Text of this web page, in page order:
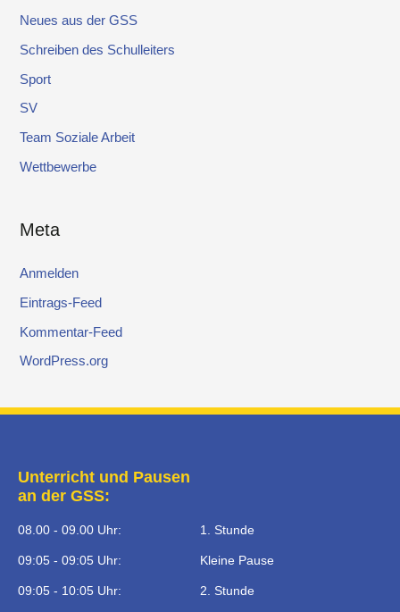
Neues aus der GSS
Schreiben des Schulleiters
Sport
SV
Team Soziale Arbeit
Wettbewerbe
Meta
Anmelden
Eintrags-Feed
Kommentar-Feed
WordPress.org
Unterricht und Pausen
an der GSS:
08.00 - 09.00 Uhr: 1. Stunde
09:05 - 09:05 Uhr: Kleine Pause
09:05 - 10:05 Uhr: 2. Stunde